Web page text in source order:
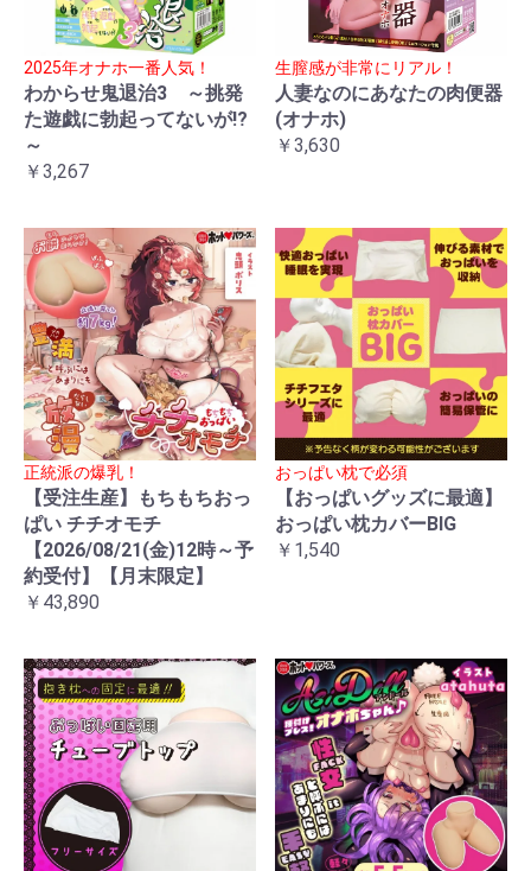
2025年オナホ一番人気！
わからせ鬼退治3 ～挑発
た遊戯に勃起ってないが!?
～
￥3,267
生膣感が非常にリアル！
人妻なのにあなたの肉便器
(オナホ)
￥3,630
正統派の爆乳！
【受注生産】もちもちおっ
ぱい チチオモチ
【2026/08/21(金)12時～予
約受付】【月末限定】
￥43,890
おっぱい枕で必須
【おっぱいグッズに最適】
おっぱい枕カバーBIG
￥1,540